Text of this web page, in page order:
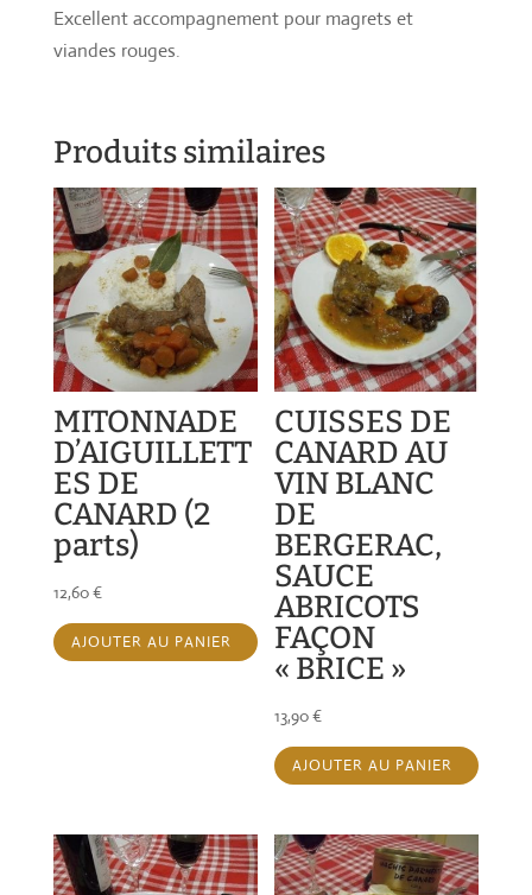
Excellent accompagnement pour magrets et
viandes rouges.
Produits similaires
MITONNADE
D’AIGUILLETT
ES DE
CANARD (2
parts)
12,60€
AJOUTER AU PANIER
CUISSES DE
CANARD AU
VIN BLANC
DE
BERGERAC,
SAUCE
ABRICOTS
FAÇON
« BRICE »
13,90€
AJOUTER AU PANIER